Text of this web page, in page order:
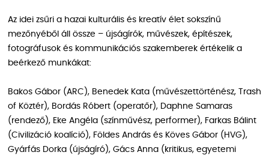
Az idei zsűri a hazai kulturális és kreatív élet sokszínű
mezőnyéből áll össze – újságírók, művészek, építészek,
fotográfusok és kommunikációs szakemberek értékelik a
beérkező munkákat:
Bakos Gábor (ARC), Benedek Kata (művészettörténész, Trash
of Köztér), Bordás Róbert (operatőr), Daphne Samaras
(rendező), Eke Angéla (színművész, performer), Farkas Bálint
(Civilizáció koalíció), Földes András és Köves Gábor (HVG),
Gyárfás Dorka (újságíró), Gács Anna (kritikus, egyetemi